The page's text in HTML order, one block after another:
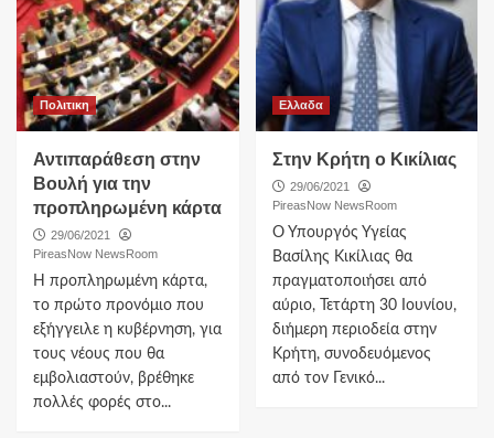
Πολιτικη
Αντιπαράθεση στην
Βουλή για την
προπληρωμένη κάρτα
29/06/2021
PireasNow NewsRoom
Η προπληρωμένη κάρτα,
το πρώτο προνόμιο που
εξήγγειλε η κυβέρνηση, για
τους νέους που θα
εμβολιαστούν, βρέθηκε
πολλές φορές στο...
Ελλαδα
Στην Κρήτη ο Κικίλιας
29/06/2021
PireasNow NewsRoom
Ο Υπουργός Υγείας
Βασίλης Κικίλιας θα
πραγματοποιήσει από
αύριο, Τετάρτη 30 Ιουνίου,
διήμερη περιοδεία στην
Κρήτη, συνοδευόμενος
από τον Γενικό...